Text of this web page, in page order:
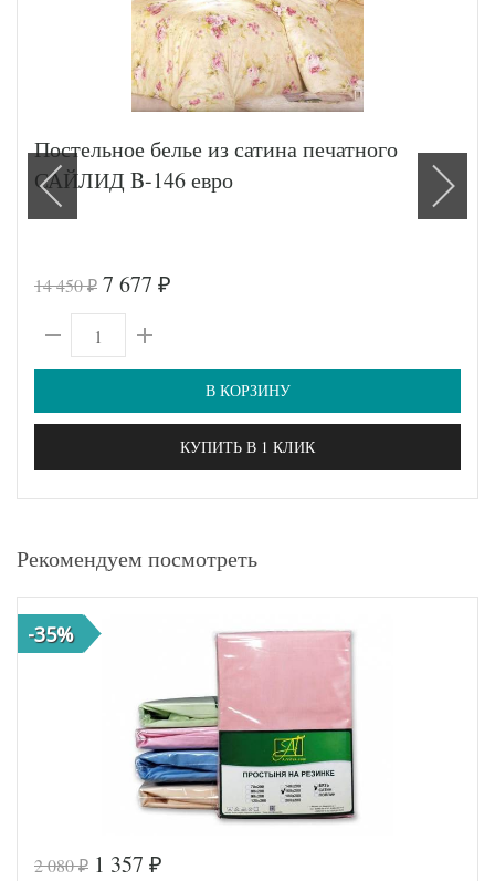
Постельное белье из сатина печатного
САЙЛИД B-146 евро
14 450₽ 7 677 ₽
В КОРЗИНУ
КУПИТЬ В 1 КЛИК
Рекомендуем посмотреть
-35%
2 080₽ 1 357 ₽